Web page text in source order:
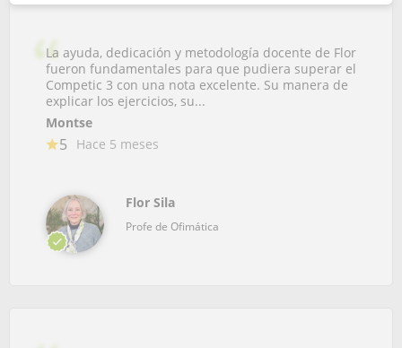
La ayuda, dedicación y metodología docente de Flor
fueron fundamentales para que pudiera superar el
Competic 3 con una nota excelente. Su manera de
explicar los ejercicios, su...
Montse
5 Hace 5 meses
Flor Sila
Profe de Ofimática